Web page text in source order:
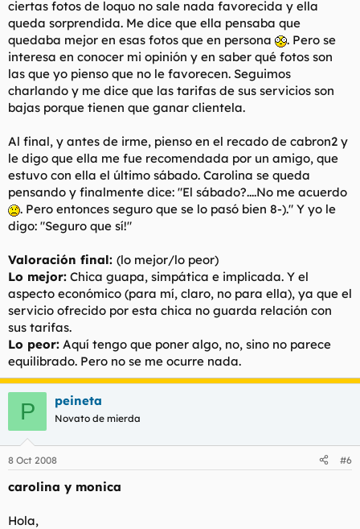
ciertas fotos de loquo no sale nada favorecida y ella
queda sorprendida. Me dice que ella pensaba que
quedaba mejor en esas fotos que en persona
. Pero se
interesa en conocer mi opinión y en saber qué fotos son
las que yo pienso que no le favorecen. Seguimos
charlando y me dice que las tarifas de sus servicios son
bajas porque tienen que ganar clientela.
Al final, y antes de irme, pienso en el recado de cabron2 y
le digo que ella me fue recomendada por un amigo, que
estuvo con ella el último sábado. Carolina se queda
pensando y finalmente dice: "El sábado?....No me acuerdo
. Pero entonces seguro que se lo pasó bien 8-)." Y yo le
digo: "Seguro que sí!"
Valoración final: (lo mejor/lo peor)
Lo mejor: Chica guapa, simpática e implicada. Y el
aspecto económico (para mí, claro, no para ella), ya que el
servicio ofrecido por esta chica no guarda relación con
sus tarifas.
Lo peor: Aquí tengo que poner algo, no, sino no parece
equilibrado. Pero no se me ocurre nada.
P peineta
Novato de mierda
8 Oct 2008 #6
carolina y monica
Hola,